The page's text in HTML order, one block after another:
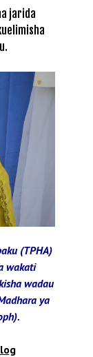
jarida
(TPHA)
wakati
wadau
ya